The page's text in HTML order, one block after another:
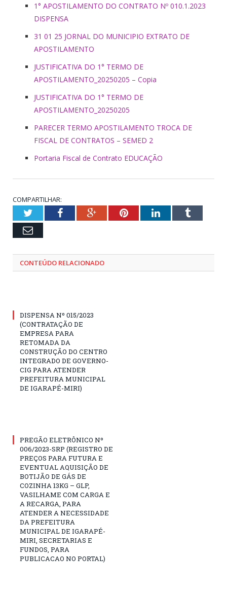
1° APOSTILAMENTO DO CONTRATO Nº 010.1.2023
DISPENSA
31 01 25 JORNAL DO MUNICIPIO EXTRATO DE
APOSTILAMENTO
JUSTIFICATIVA DO 1° TERMO DE
APOSTILAMENTO_20250205 – Copia
JUSTIFICATIVA DO 1° TERMO DE
APOSTILAMENTO_20250205
PARECER TERMO APOSTILAMENTO TROCA DE
FISCAL DE CONTRATOS – SEMED 2
Portaria Fiscal de Contrato EDUCAÇÃO
COMPARTILHAR:
TwitterFacebookGoogle+PinterestLinkedInTumblr
Email
CONTEÚDO RELACIONADO
DISPENSA Nº 015/2023
(CONTRATAÇÃO DE
EMPRESA PARA
RETOMADA DA
CONSTRUÇÃO DO CENTRO
INTEGRADO DE GOVERNO-
CIG PARA ATENDER
PREFEITURA MUNICIPAL
DE IGARAPÉ-MIRI)
PREGÃO ELETRÔNICO Nº
006/2023-SRP (REGISTRO DE
PREÇOS PARA FUTURA E
EVENTUAL AQUISIÇÃO DE
BOTIJÃO DE GÁS DE
COZINHA 13KG – GLP,
VASILHAME COM CARGA E
A RECARGA, PARA
ATENDER A NECESSIDADE
DA PREFEITURA
MUNICIPAL DE IGARAPÉ-
MIRI, SECRETARIAS E
FUNDOS, PARA
PUBLICACAO NO PORTAL)